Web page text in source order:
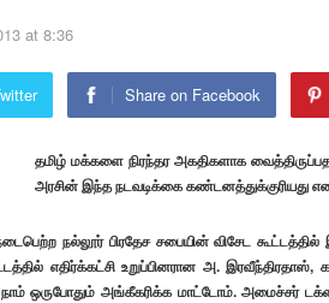
at 8:36
Share on Facebook
தமிழ் மக்களை நிரந்தர அகதிகளாக
அரசின் இந்த நடவடிக்கை கண்டனத்துக்குரியது
நல்லூர் பிரதேச சபையின் விசேட
எதிர்க்கட்சி உறுப்பினரான அ. இரவீந்திரதாஸ்,
ஒருபோதும் அங்கீகரிக்க மாட்டோம். அமைச்சர்